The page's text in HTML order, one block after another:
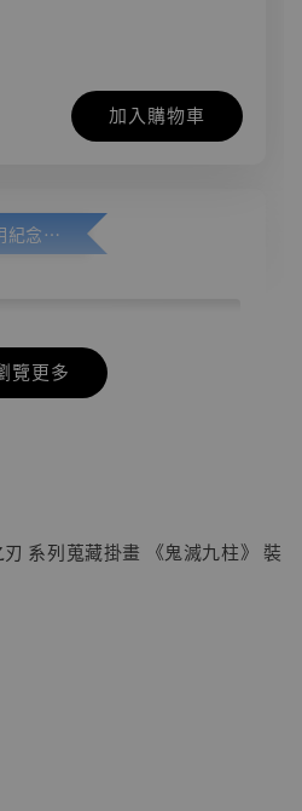
加入購物車
加購優惠【悟空 鳥山明紀念款 [奇蹟工作室]】
系列蒐藏雕像 悟空 鳥山
室]
覽更多
刃 系列蒐藏掛畫 《鬼滅九柱》 裝